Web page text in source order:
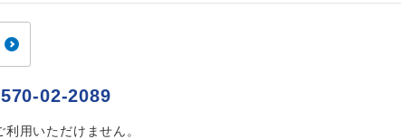
02-2089
用いただけません。
女性限定でご参加いただけるコースです。
り
定
利用航空会社が指定なので、ご出発の計画にと